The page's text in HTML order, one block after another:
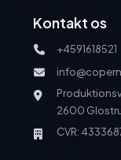
Kontakt os
+4591618521
2600
CVR: